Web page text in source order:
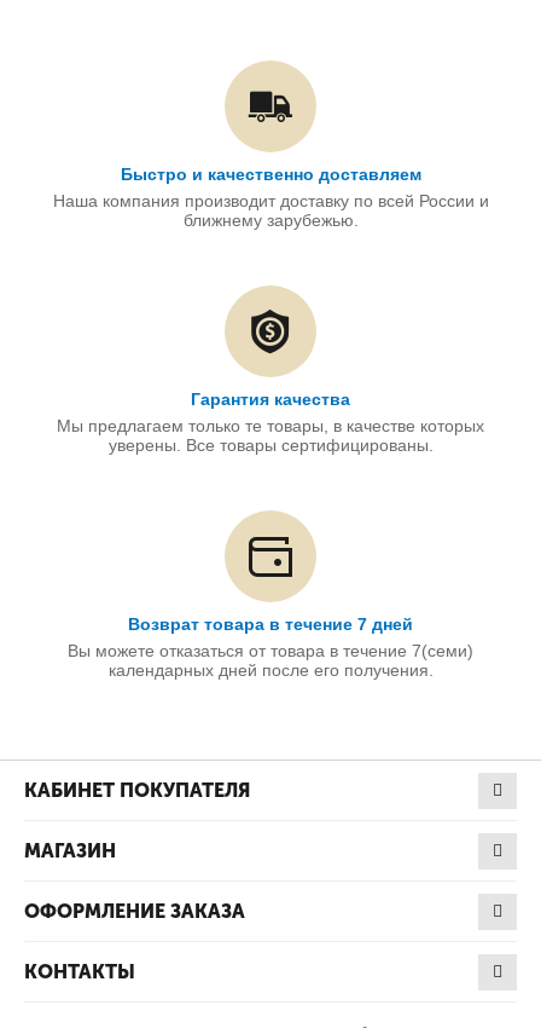
Быстро и качественно доставляем
Наша компания производит доставку по всей России и
ближнему зарубежью.
Гарантия качества
Мы предлагаем только те товары, в качестве которых
уверены. Все товары сертифицированы.
Возврат товара в течение 7 дней
Вы можете отказаться от товара в течение 7(семи)
календарных дней после его получения.
КАБИНЕТ ПОКУПАТЕЛЯ
МАГАЗИН
ОФОРМЛЕНИЕ ЗАКАЗА
КОНТАКТЫ